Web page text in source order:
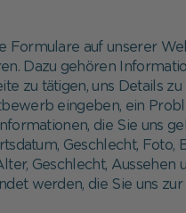
Formulare auf unserer
Dazu gehören
zu tätigen, uns Details
eingeben, ein
die Sie uns
Geschlecht,
Geschlecht, Aussehen
werden, die Sie uns zur